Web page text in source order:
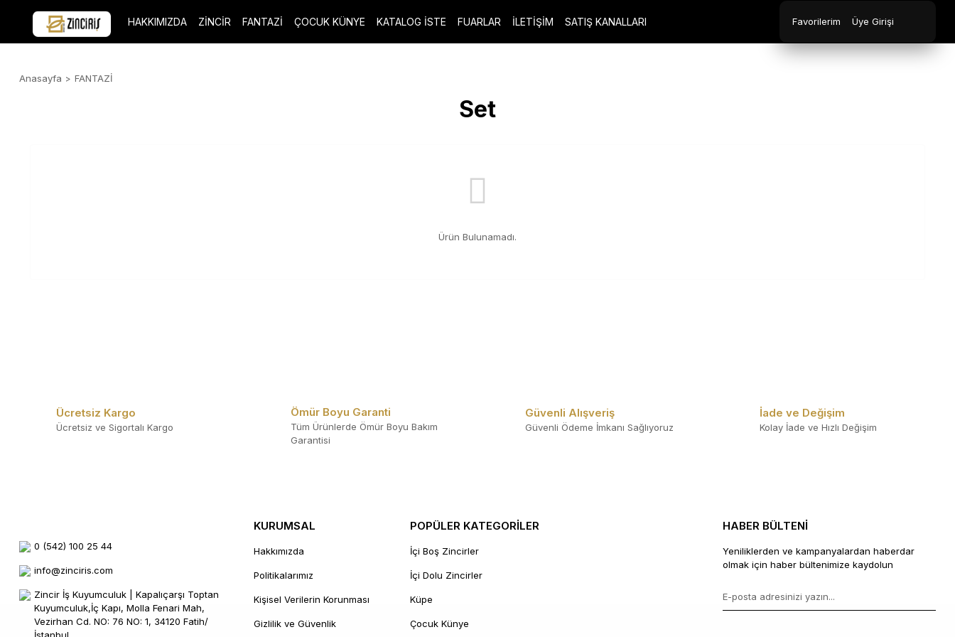
HAKKIMIZDA ZİNCİR FANTAZİ ÇOCUK KÜNYE KATALOG İSTE FUARLAR İLETİŞİM SATIŞ KANALLARI Favorilerim Üye Girişi
Anasayfa FANTAZİ
Set
Ürün Bulunamadı.
Ücretsiz Kargo
Ücretsiz ve Sigortalı Kargo
Ömür Boyu Garanti
Tüm Ürünlerde Ömür Boyu Bakım
Garantisi
Güvenli Alışveriş
Güvenli Ödeme İmkanı Sağlıyoruz
İade ve Değişim
Kolay İade ve Hızlı Değişim
0 (542) 100 25 44
info@zinciris.com
Zincir İş Kuyumculuk | Kapalıçarşı Toptan
Kuyumculuk,İç Kapı, Molla Fenari Mah,
Vezirhan Cd. NO: 76 NO: 1, 34120 Fatih/
KURUMSAL
Hakkımızda
Politikalarımız
Kişisel Verilerin Korunması
Gizlilik ve Güvenlik
POPÜLER KATEGORİLER
İçi Boş Zincirler
İçi Dolu Zincirler
Küpe
Çocuk Künye
HABER BÜLTENİ
Yeniliklerden ve kampanyalardan haberdar
olmak için haber bültenimize kaydolun